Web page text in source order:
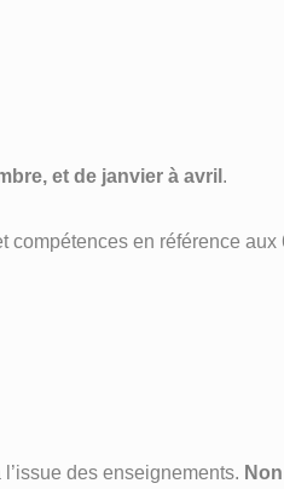
et de janvier à avril .
compétences en référence
des enseignements.